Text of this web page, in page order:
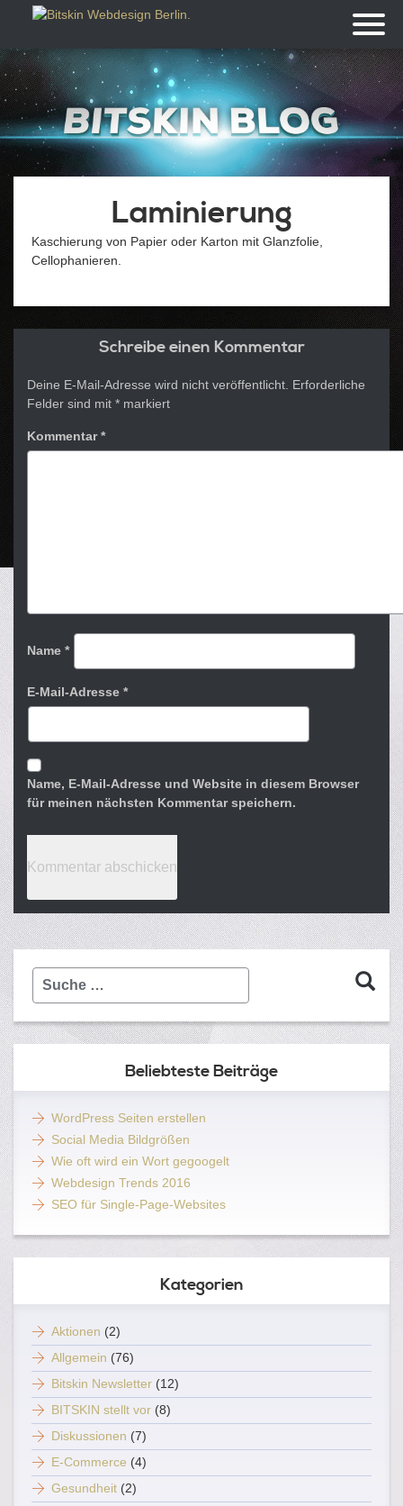
Laminierung
Kaschierung von Papier oder Karton mit Glanzfolie,
Cellophanieren.
Schreibe einen Kommentar
Deine E-Mail-Adresse wird nicht veröffentlicht. Erforderliche
Felder sind mit * markiert
Kommentar*
Name *
E-Mail-Adresse *
Name, E-Mail-Adresse und Website in diesem Browser
für meinen nächsten Kommentar speichern.
Suche
Beliebteste Beiträge
WordPress Seiten erstellen
Social Media Bildgrößen
Wie oft wird ein Wort gegoogelt
Webdesign Trends 2016
SEO für Single-Page-Websites
Kategorien
Aktionen (2)
Allgemein (76)
Bitskin Newsletter (12)
BITSKIN stellt vor (8)
Diskussionen (7)
E-Commerce (4)
Gesundheit (2)